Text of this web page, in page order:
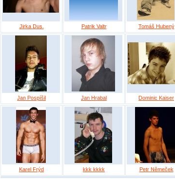
Jirka Dus. Patrik Valtr Tomáš Hubený
Jan Pospíšil Jan Hrabal Dominic Kaiser
Karel Frýd kkk kkkk Petr Němeček